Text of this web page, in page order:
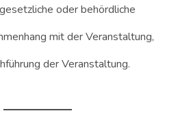
oder behördliche
mit der Veranstaltung,
der Veranstaltung.